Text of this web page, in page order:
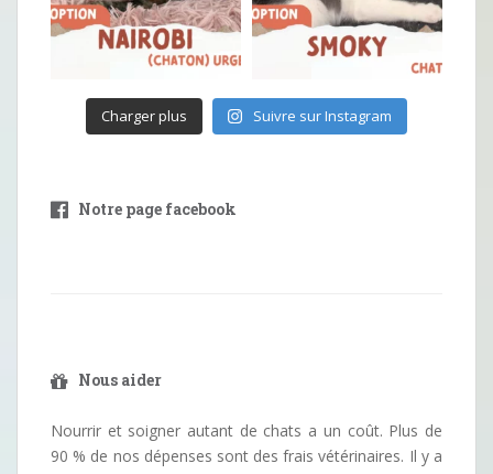
Charger plus Suivre sur Instagram
Notre page facebook
Nous aider
Nourrir et soigner autant de chats a un coût. Plus de
90 % de nos dépenses sont des frais vétérinaires. Il y a